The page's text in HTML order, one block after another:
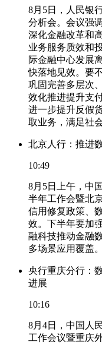
8月5日，人民银
分析会。会议强
深化金融改革和
业务服务质效和
际金融中心发展
快落地见效。要
巩固完善多层次
效化推进提升支
进一步提升反假
取业务，满足社
北京人行：推进
10:49
8月5日上午，中
半年工作会暨北
信用修复政策、
效。下半年要加
融科技推动金融
多场景应用覆盖。
央行重庆分行：
进展
10:16
8月4日，中国人
工作会议暨重庆